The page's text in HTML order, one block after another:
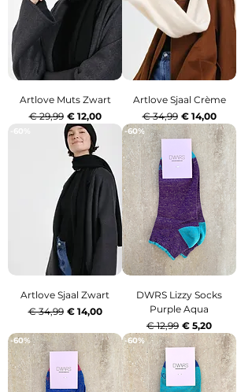
Artlove Muts Zwart
Normale prijs
€ 29,99 Verkoopprijs
€ 12,00
Artlove Sjaal Crème
Normale prijs
€ 34,99 Verkoopprijs
€ 14,00
Artlove Sjaal Zwart
Normale prijs
€ 34,99 Verkoopprijs
€ 14,00
-60%
DWRS Lizzy Socks
Purple Aqua
Normale prijs
€ 12,99 Verkoopprijs
€ 5,20
-60% -60%